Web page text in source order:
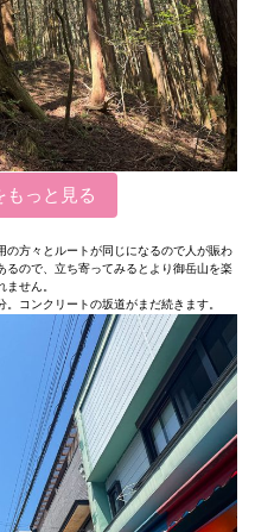
もっと見る
の方々とルートが同じになるので人が賑わ
るので、立ち寄ってみるとより御岳山を楽
ません。
コンクリートの坂道がまだ続きます。